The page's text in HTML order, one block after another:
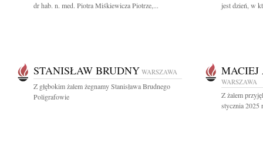
dr hab. n. med. Piotra Miśkiewicza Piotrze,...
jest dzień, w
STANISŁAW BRUDNY WARSZAWA
Z głębokim żalem żegnamy Stanisława Brudnego
Poligrafowie
MACIEJ
WARSZAWA
Z żalem
stycznia 2025